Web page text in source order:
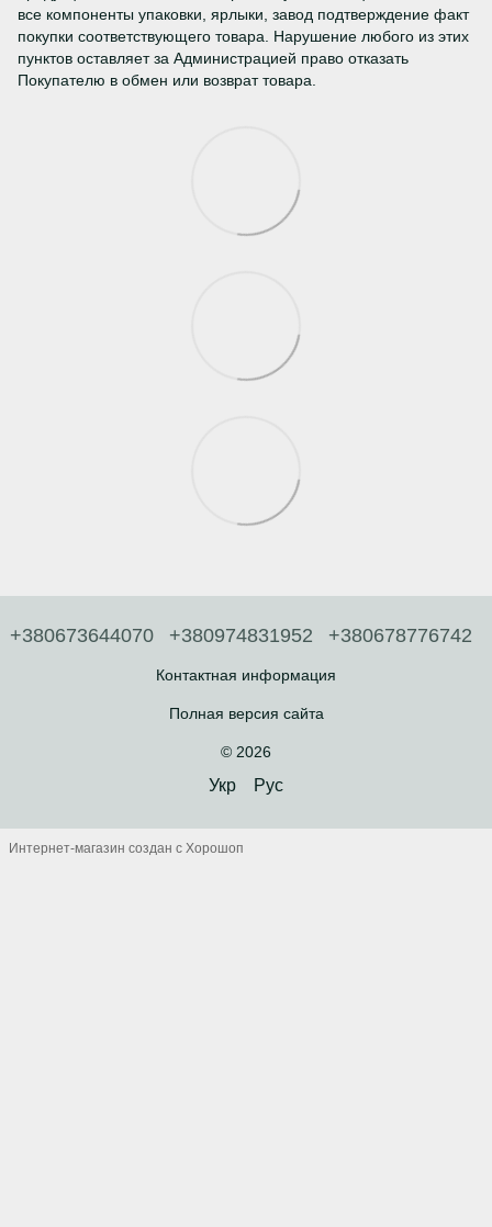
все компоненты упаковки, ярлыки, завод подтверждение факт
покупки соответствующего товара. Нарушение любого из этих
пунктов оставляет за Администрацией право отказать
Покупателю в обмен или возврат товара.
+380673644070 +380974831952 +380678776742
Контактная информация
Полная версия сайта
© 2026
Укр Рус
Интернет-магазин создан с Хорошоп